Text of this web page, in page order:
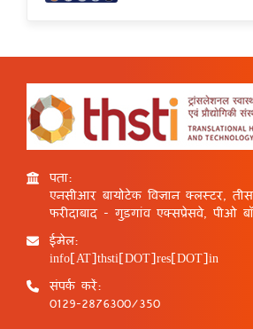
पता:
एनसीआर बायोटेक विज्ञान क्लस्टर,
फरीदाबाद - गुड़गांव एक्सप्रेसवे, पीओ
ईमेल:
info[AT]thsti[DOT]res[DOT]in
संपर्क करें:
0129-2876300/350